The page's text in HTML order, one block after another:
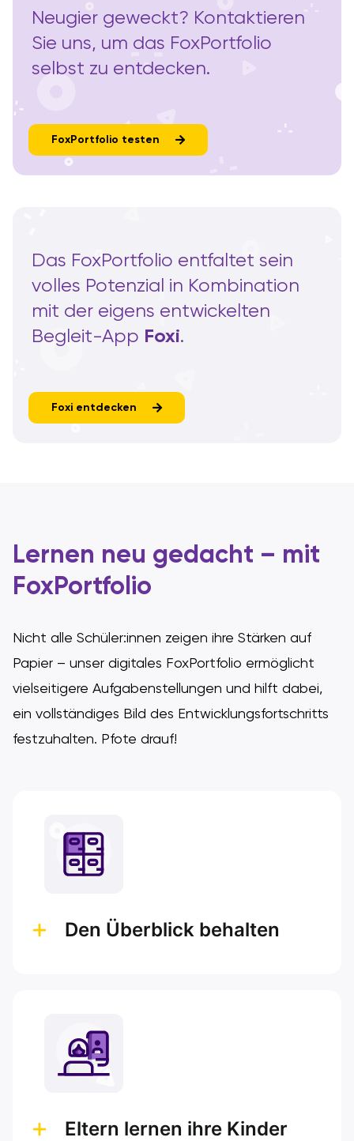
Neugier geweckt? Kontaktieren
Sie uns, um das FoxPortfolio
selbst zu entdecken.
FoxPortfolio testen
Das FoxPortfolio entfaltet sein
volles Potenzial in Kombination
mit der eigens entwickelten
Begleit-App Foxi.
Foxi entdecken
Lernen neu gedacht – mit
FoxPortfolio
Nicht alle Schüler:innen zeigen ihre Stärken auf
Papier – unser digitales FoxPortfolio ermöglicht
vielseitigere Aufgabenstellungen und hilft dabei,
ein vollständiges Bild des Entwicklungsfortschritts
festzuhalten. Pfote drauf!
Den Überblick behalten
Eltern lernen ihre Kinder